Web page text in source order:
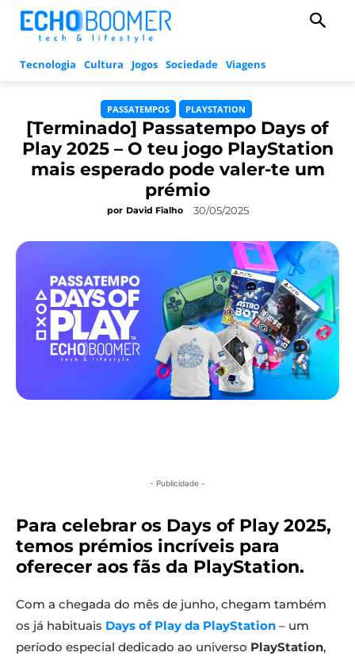
Tecnologia Cultura Jogos Sociedade Viagens
PASSATEMPOS PLAYSTATION
[Terminado] Passatempo Days of
Play 2025 – O teu jogo PlayStation
mais esperado pode valer-te um
prémio
por David Fialho 30/05/2025
- Publicidade -
Para celebrar os Days of Play 2025,
temos prémios incríveis para
oferecer aos fãs da PlayStation.
Com a chegada do mês de junho, chegam também
os já habituais Days of Play da PlayStation – um
período especial dedicado ao universo PlayStation,